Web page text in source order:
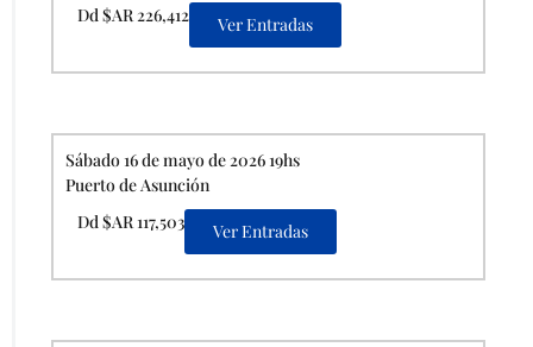
Dd $AR 226,412
Ver Entradas
Sábado 16 de mayo de 2026 19hs
Puerto de Asunción
Dd $AR 117,503
Ver Entradas